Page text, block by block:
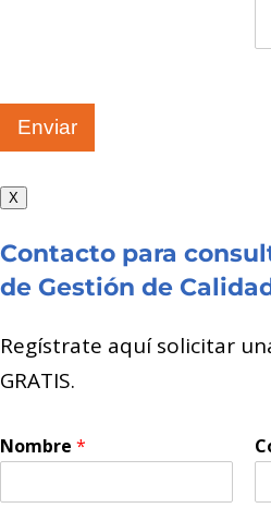
Enviar
X
Contacto para
de Gestión de
Regístrate aquí solicitar
GRATIS.
Nombre *